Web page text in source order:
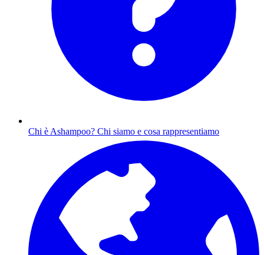
Chi è Ashampoo? Chi siamo e cosa rappresentiamo